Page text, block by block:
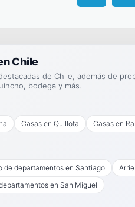
Chile
de Chile, además de
bodega y más.
Casas en Quillota Casas en
de departamentos en Santiago
en San Miguel